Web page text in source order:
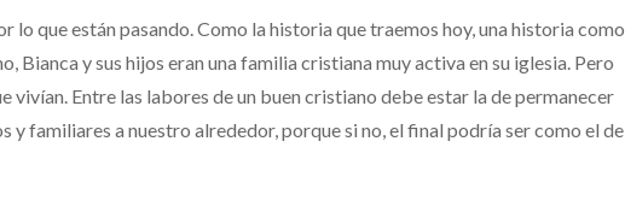
lo que están pasando. Como la historia que traemos hoy, una historia como
Bianca y sus hijos eran una familia cristiana muy activa en su iglesia. Pero
vivían. Entre las labores de un buen cristiano debe estar la de permanecer
y familiares a nuestro alrededor, porque si no, el final podría ser como el de